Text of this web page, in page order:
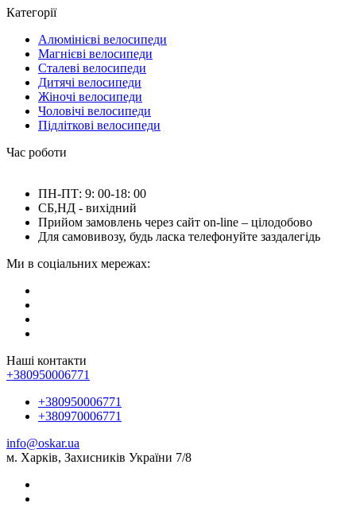
Категорії
Алюмінієві велосипеди
Магнієві велосипеди
Сталеві велосипеди
Дитячі велосипеди
Жіночі велосипеди
Чоловічі велосипеди
Підліткові велосипеди
Час роботи
ПН-ПТ: 9: 00-18: 00
СБ,НД - вихідний
Прийом замовлень через сайт on-line – цілодобово
Для самовивозу, будь ласка телефонуйте заздалегідь
Ми в соціальних мережах:
Наші контакти
+380950006771
+380950006771
+380970006771
info@oskar.ua
м. Харків, Захисників України 7/8